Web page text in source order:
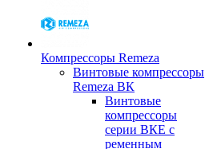
Компрессоры Remeza
Винтовые компрессоры
Remeza ВК
Винтовые
компрессоры
серии ВКЕ с
ременным